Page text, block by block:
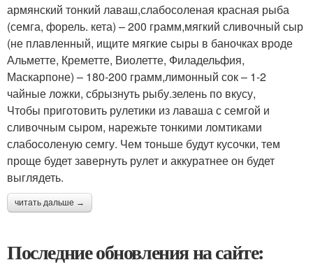
армянский тонкий лаваш,слабосоленая красная рыба
(семга, форель. кета) – 200 грамм,мягкий сливочный сыр
(не плавленный, ищите мягкие сыры в баночках вроде
Альметте, Креметте, Виолетте, Филадельфия,
Маскарпоне) – 180-200 грамм,лимонный сок – 1-2
чайные ложки, сбрызнуть рыбу.зелень по вкусу,
Чтобы приготовить рулетики из лаваша с семгой и
сливочным сыром, нарежьте тонкими ломтиками
слабосоленую семгу. Чем тоньше будут кусочки, тем
проще будет завернуть рулет и аккуратнее он будет
выглядеть.
читать дальше →
Последние обновления на сайте: